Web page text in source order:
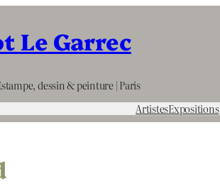
Le Garrec
dessin & peinture | Paris
ArtistesExpositions